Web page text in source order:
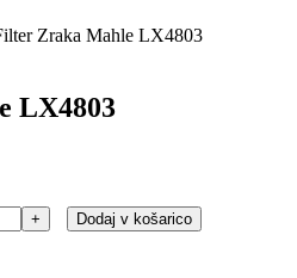
Zraka Mahle LX4803
LX4803
+ Dodaj v košarico